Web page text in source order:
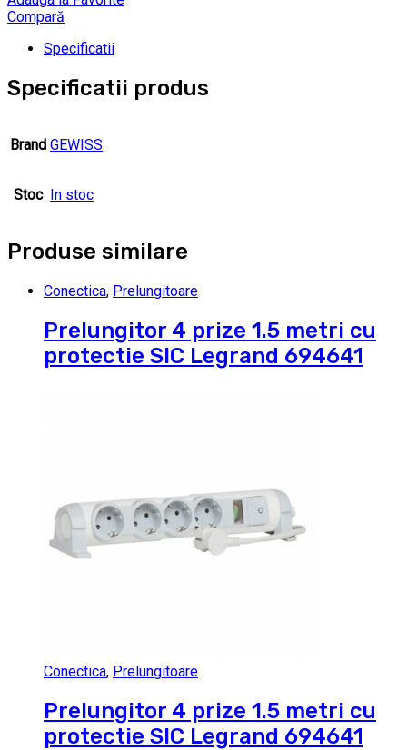
Compară
Specificatii
Specificatii produs
Brand GEWISS
Stoc In stoc
Produse similare
Conectica, Prelungitoare
Prelungitor 4 prize 1.5 metri cu
protectie SIC Legrand 694641
Conectica, Prelungitoare
Prelungitor 4 prize 1.5 metri cu
protectie SIC Legrand 694641